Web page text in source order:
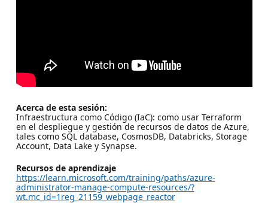
Acerca de esta sesión:
Infraestructura como Código (IaC): como usar Terraform
en el despliegue y gestión de recursos de datos de Azure,
tales como SQL database, CosmosDB, Databricks, Storage
Account, Data Lake y Synapse.
Recursos de aprendizaje
https://learn.microsoft.com/training/paths/azure-
administrator-manage-compute-resources/?
wt.mc_id=1reg_21159_webpage_reactor